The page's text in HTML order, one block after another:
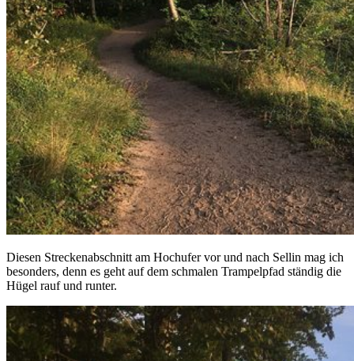
Diesen Streckenabschnitt am Hochufer vor und nach Sellin mag ich
besonders, denn es geht auf dem schmalen Trampelpfad ständig die
Hügel rauf und runter.